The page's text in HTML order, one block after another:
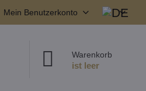
Mein Benutzerkonto
Warenkorb